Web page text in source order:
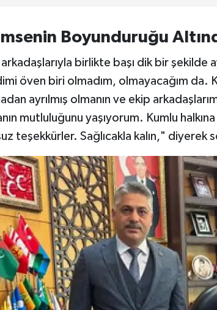
Boyunduruğu
arkadaşlarıyla birlikte başı dik bir şekilde
öven biri olmadım, olmayacağım da.
ayrılmış olmanın ve ekip
mutluluğunu yaşıyorum. Kumlu
teşekkürler. Sağlıcakla kalın," diyerek